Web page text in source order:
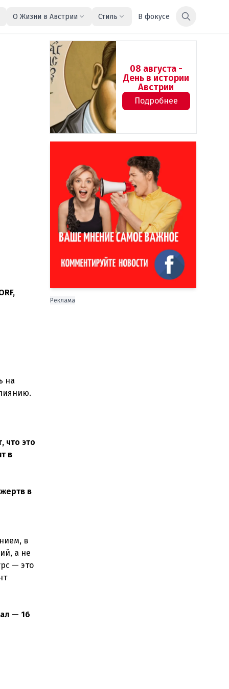
О Жизни в Австрии Стиль В фокусе
на
что это
в
в
в
а не
— это
— 16
08 августа -
День в истории
Австрии
Подробнее
Реклама